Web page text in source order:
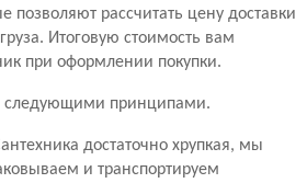
позволяют рассчитать цену доставки
Итоговую стоимость вам
при оформлении покупки.
следующими принципами.
достаточно хрупкая, мы
и транспортируем